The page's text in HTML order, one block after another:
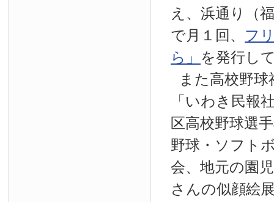
え、浜通り（
で月１回、 フ
ら」 を発行し
また高校野
「いわき民報
区高校野球選
野球・ソフト
会、地元の園
さんの似顔絵